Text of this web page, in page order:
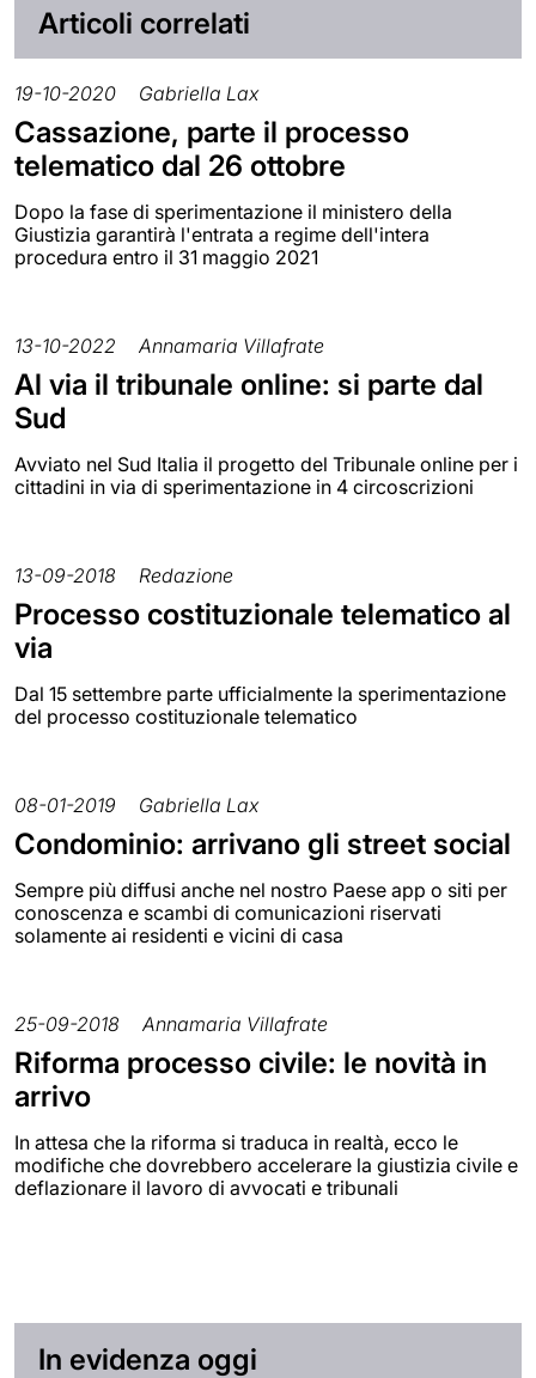
Articoli correlati
19-10-2020 Gabriella Lax
Cassazione, parte il processo
telematico dal 26 ottobre
Dopo la fase di sperimentazione il ministero della
Giustizia garantirà l'entrata a regime dell'intera
procedura entro il 31 maggio 2021
13-10-2022 Annamaria Villafrate
Al via il tribunale online: si parte dal
Sud
Avviato nel Sud Italia il progetto del Tribunale online per i
cittadini in via di sperimentazione in 4 circoscrizioni
13-09-2018 Redazione
Processo costituzionale telematico al
via
Dal 15 settembre parte ufficialmente la sperimentazione
del processo costituzionale telematico
08-01-2019 Gabriella Lax
Condominio: arrivano gli street social
Sempre più diffusi anche nel nostro Paese app o siti per
conoscenza e scambi di comunicazioni riservati
solamente ai residenti e vicini di casa
25-09-2018 Annamaria Villafrate
Riforma processo civile: le novità in
arrivo
In attesa che la riforma si traduca in realtà, ecco le
modifiche che dovrebbero accelerare la giustizia civile e
deflazionare il lavoro di avvocati e tribunali
In evidenza oggi